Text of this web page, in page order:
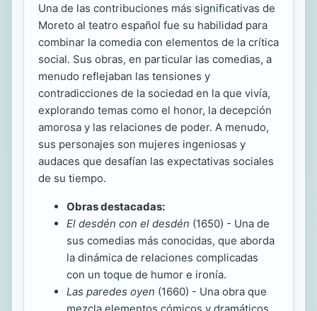
Una de las contribuciones más significativas de
Moreto al teatro español fue su habilidad para
combinar la comedia con elementos de la crítica
social. Sus obras, en particular las comedias, a
menudo reflejaban las tensiones y
contradicciones de la sociedad en la que vivía,
explorando temas como el honor, la decepción
amorosa y las relaciones de poder. A menudo,
sus personajes son mujeres ingeniosas y
audaces que desafían las expectativas sociales
de su tiempo.
Obras destacadas:
El desdén con el desdén (1650) - Una de
sus comedias más conocidas, que aborda
la dinámica de relaciones complicadas
con un toque de humor e ironía.
Las paredes oyen (1660) - Una obra que